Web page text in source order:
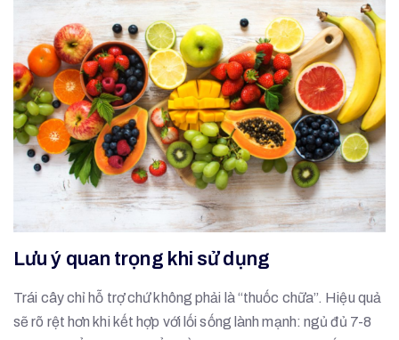
Lưu ý quan trọng khi sử dụng
Trái cây chỉ hỗ trợ chứ không phải là “thuốc chữa”. Hiệu quả
sẽ rõ rệt hơn khi kết hợp với lối sống lành mạnh: ngủ đủ 7-8